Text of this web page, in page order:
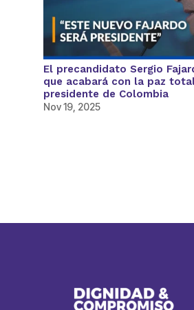
El precandidato Sergio
que acabará con la paz
presidente de Colombia
Nov 19, 2025